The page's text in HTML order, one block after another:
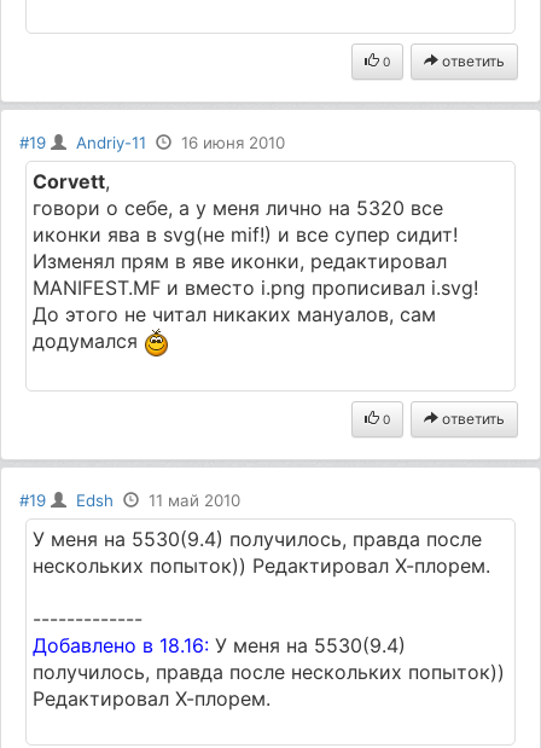
0 ответить
#19 Andriy-11 16 июня 2010
Corvett,
говори о себе, а у меня лично на 5320 все
иконки ява в svg(не mif!) и все супер сидит!
Изменял прям в яве иконки, редактировал
MANIFEST.MF и вместо i.png прописивал i.svg!
До этого не читал никаких мануалов, сам
додумался
0 ответить
#19 Edsh 11 май 2010
У меня на 5530(9.4) получилось, правда после
нескольких попыток)) Редактировал Х-плорем.
-------------
Добавлено в 18.16: У меня на 5530(9.4)
получилось, правда после нескольких попыток))
Редактировал Х-плорем.